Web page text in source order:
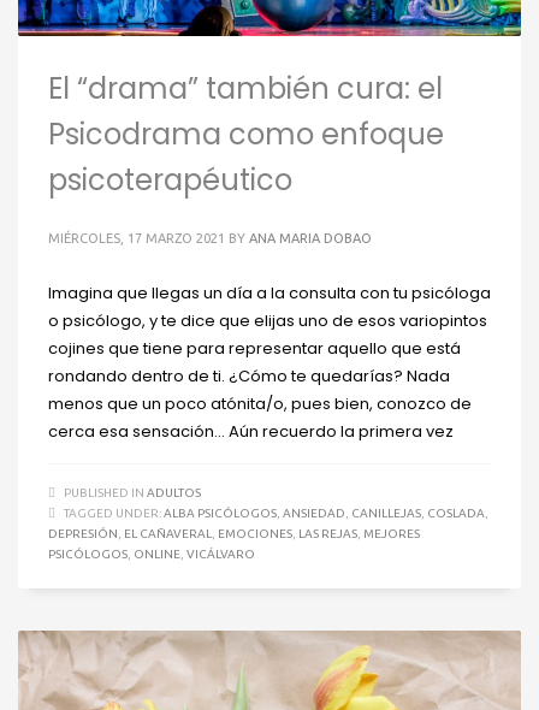
El “drama” también cura: el
Psicodrama como enfoque
psicoterapéutico
MIÉRCOLES, 17 MARZO 2021 BY ANA MARIA DOBAO
Imagina que llegas un día a la consulta con tu psicóloga
o psicólogo, y te dice que elijas uno de esos variopintos
cojines que tiene para representar aquello que está
rondando dentro de ti. ¿Cómo te quedarías? Nada
menos que un poco atónita/o, pues bien, conozco de
cerca esa sensación… Aún recuerdo la primera vez
PUBLISHED IN ADULTOS
TAGGED UNDER:ALBA PSICÓLOGOS ANSIEDAD CANILLEJAS COSLADA
DEPRESIÓN
EL CAÑAVERAL EMOCIONES LAS REJAS MEJORES
PSICÓLOGOS ONLINE VICÁLVARO